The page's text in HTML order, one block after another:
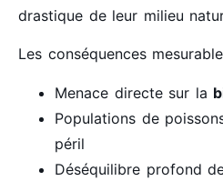
drastique de leur milieu
Les conséquences
Menace directe sur la
Populations de
péril
Déséquilibre profond